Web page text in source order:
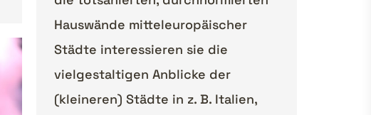
Hauswände mitteleuropäischer
Städte interessieren sie die
vielgestaltigen Anblicke der
(kleineren) Städte in z. B. Italien,